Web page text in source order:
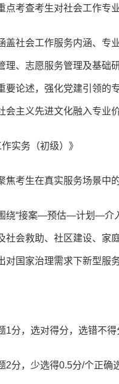
点考查考生对社会工作专
盖社会工作服务内涵、专
理、志愿服务管理及基础
要论述，强化党建引领的
会主义先进文化融入专业
实务（初级）》
焦考生在真实服务场景中
绕“接案—预估—计划—介
社会救助、社区建设、家
对国家治理需求下新型服
1分，选对得分，选错不
2分，少选得0.5分/个正确